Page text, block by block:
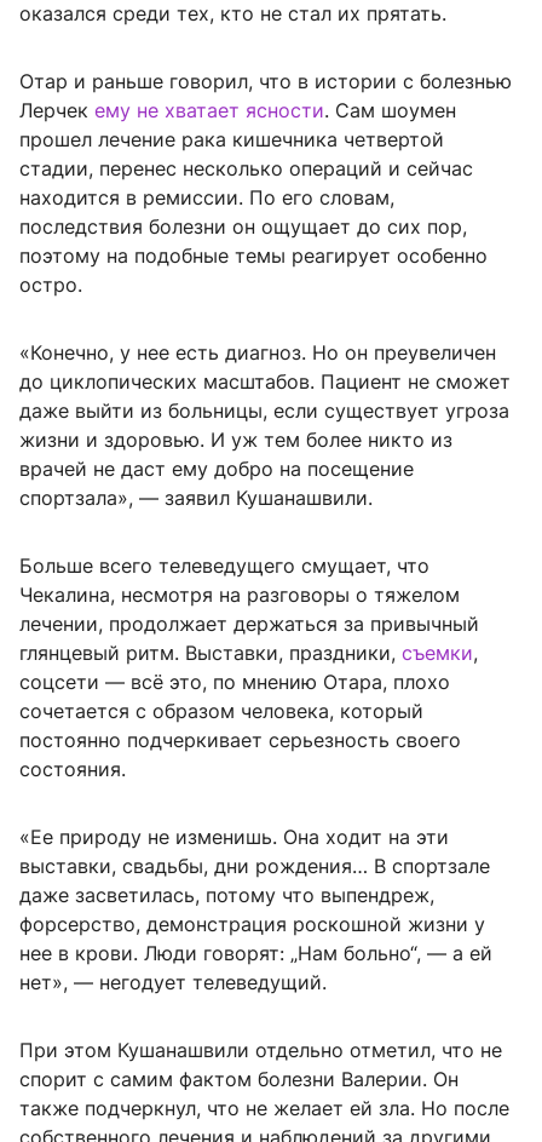
оказался среди тех, кто не стал их прятать.
Отар и раньше говорил, что в истории с болезнью
Лерчек ему не хватает ясности. Сам шоумен
прошел лечение рака кишечника четвертой
стадии, перенес несколько операций и сейчас
находится в ремиссии. По его словам,
последствия болезни он ощущает до сих пор,
поэтому на подобные темы реагирует особенно
остро.
«Конечно, у нее есть диагноз. Но он преувеличен
до циклопических масштабов. Пациент не сможет
даже выйти из больницы, если существует угроза
жизни и здоровью. И уж тем более никто из
врачей не даст ему добро на посещение
спортзала», — заявил Кушанашвили.
Больше всего телеведущего смущает, что
Чекалина, несмотря на разговоры о тяжелом
лечении, продолжает держаться за привычный
глянцевый ритм. Выставки, праздники, съемки,
соцсети — всё это, по мнению Отара, плохо
сочетается с образом человека, который
постоянно подчеркивает серьезность своего
состояния.
«Ее природу не изменишь. Она ходит на эти
выставки, свадьбы, дни рождения… В спортзале
даже засветилась, потому что выпендреж,
форсерство, демонстрация роскошной жизни у
нее в крови. Люди говорят: „Нам больно“, — а ей
нет», — негодует телеведущий.
При этом Кушанашвили отдельно отметил, что не
спорит с самим фактом болезни Валерии. Он
также подчеркнул, что не желает ей зла. Но после